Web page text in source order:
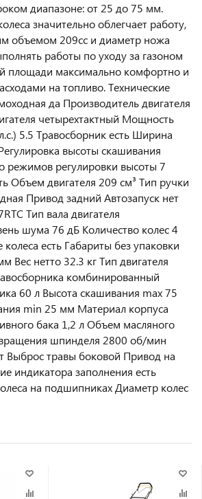
диапазоне: от 25 до 75 мм.
значительно облегчает работу,
объемом 209сс и диаметр ножа
работы по уходу за газоном
площади максимально комфортно и
на топливо. Технические
да Производитель двигателя
четырехтактный Мощность
5.5 Травосборник есть Ширина
высоты скашивания
режимов регулировки высоты 7
Объем двигателя 209 см³ Тип ручки
Привод задний Автозапуск нет
Тип вала двигателя
шума 76 дБ Количество колес 4
есть Габариты без упаковки
Вес нетто 32.3 кг Тип двигателя
комбинированный
60 л Высота скашивания max 75
min 25 мм Материал корпуса
бака 1,2 л Объем масляного
шпинделя 2800 об/мин
Выброс травы боковой Привод на
индикатора заполнения есть
на подшипниках Диаметр колес